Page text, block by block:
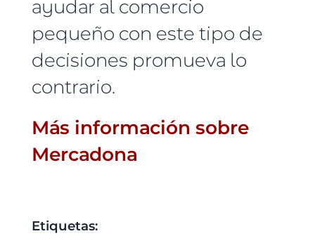
ayudar al comercio
pequeño con este tipo de
decisiones promueva lo
contrario.
Más información sobre
Mercadona
Etiquetas: